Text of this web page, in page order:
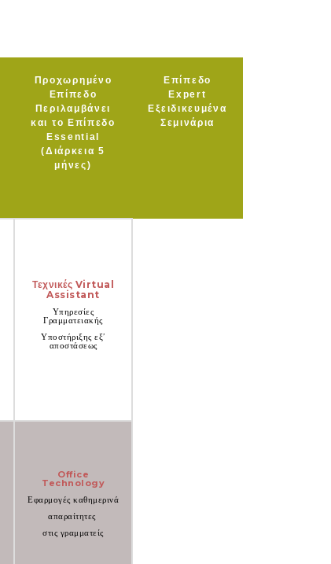
Προχωρημένο
Επίπεδο
Περιλαμβάνει
και το Επίπεδο
Essential
(Διάρκεια 5
μήνες)
Επίπεδο
Expert
Eξειδικευμένα
Σεμινάρια
Τεχνικές Virtual
Assistant
Υπηρεσίες
Γραμματειακής
Υποστήριξης εξ’
αποστάσεως
Office
Technology
Εφαρμογές καθημερινά
απαραίτητες
στις γραμματείς